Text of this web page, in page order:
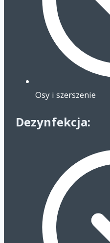
Osy i szerszenie
Dezynfekcja: